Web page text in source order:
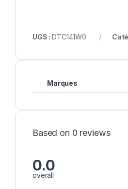
UGS :DTC141W0
Marques
Based on 0 reviews
0.0
overall